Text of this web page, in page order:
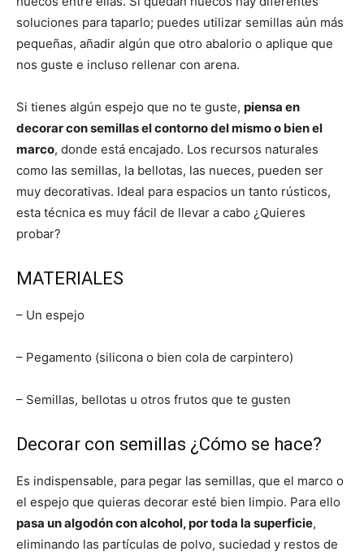
soluciones para taparlo; puedes utilizar semillas aún más
pequeñas, añadir algún que otro abalorio o aplique que
nos guste e incluso rellenar con arena.
Si tienes algún espejo que no te guste, piensa en
decorar con semillas el contorno del mismo o bien el
marco, donde está encajado. Los recursos naturales
como las semillas, la bellotas, las nueces, pueden ser
muy decorativas. Ideal para espacios un tanto rústicos,
esta técnica es muy fácil de llevar a cabo ¿Quieres
probar?
MATERIALES
– Un espejo
– Pegamento (silicona o bien cola de carpintero)
– Semillas, bellotas u otros frutos que te gusten
Decorar con semillas ¿Cómo se hace?
Es indispensable, para pegar las semillas, que el marco o
el espejo que quieras decorar esté bien limpio. Para ello
pasa un algodón con alcohol, por toda la superficie,
eliminando las partículas de polvo, suciedad y restos de